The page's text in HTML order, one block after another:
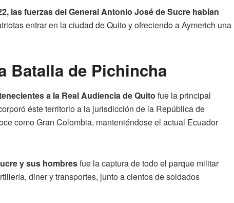
las fuerzas del General Antonio José de Sucre habían
entrar en la ciudad de Quito y ofreciendo a Aymerich una
Batalla de Pichincha
a la Real Audiencia de Quito fue la principal
éste territorio a la jurisdicción de la República de
como Gran Colombia, manteniéndose el actual Ecuador
y sus hombresfue la captura de todo el parque militar
diner y transportes, junto a cientos de soldados